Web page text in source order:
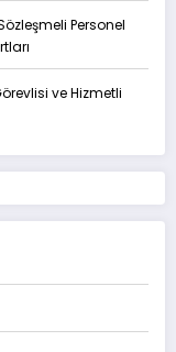
Personel
ve Hizmetli